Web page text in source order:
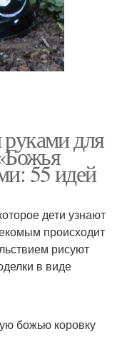
для
55 идей
дети узнают
происходит
рисуют
в виде
божью коровку